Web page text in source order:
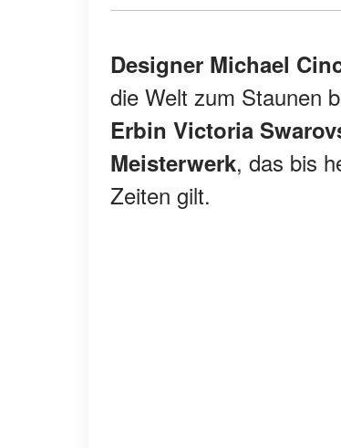
Designer Michael
die Welt zum Staunen
Erbin Victoria
Meisterwerk, das bis
Zeiten gilt.